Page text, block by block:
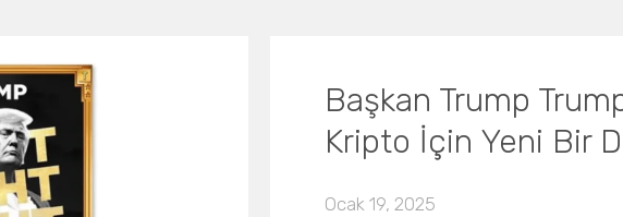
Başkan Trump
Kripto İçin Yeni Bir
Ocak 19, 2025